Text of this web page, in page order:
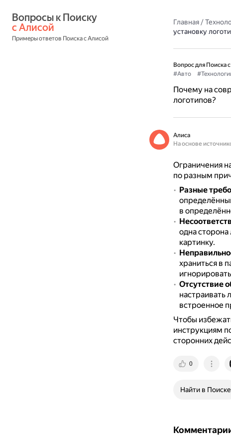
с Алисой
Примеры ответов Поиска с Алисой
Главная/
установку
Вопрос для Поиска
#Авто
Почему на
логотипов?
Алиса
На основе
Ограничения
по разным
Разные
в
одна
картинку.
храниться в
Отсутствие
настраивать
встроенное
Чтобы
инструкциям
сторонних
0
Найти в Поиске